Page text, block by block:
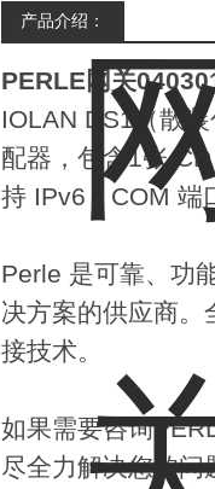
产品介绍：
PERLE网关
IOLAN DS1（散
配器，包含1张
持 IPv6，COM 端
Perle 是可靠、功
决方案的供应商
接技术。
如果需要咨询
尽全力解决您的问